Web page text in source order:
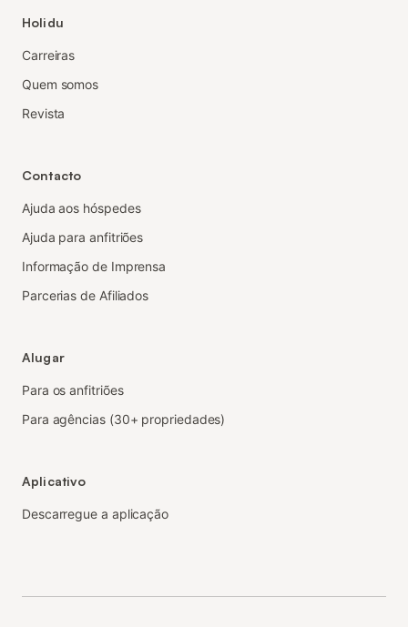
Holidu
Carreiras
Quem somos
Revista
Contacto
Ajuda aos hóspedes
Ajuda para anfitriões
Informação de Imprensa
Parcerias de Afiliados
Alugar
Para os anfitriões
Para agências (30+ propriedades)
Aplicativo
Descarregue a aplicação